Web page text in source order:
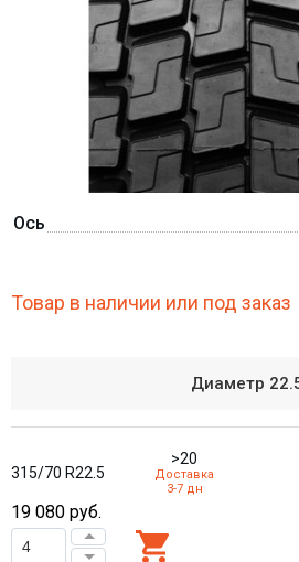
Ось
Товар в наличии или под заказ
Диаметр
315/70 R22.5
>20
Доставка
3-7 дн
19 080 руб.